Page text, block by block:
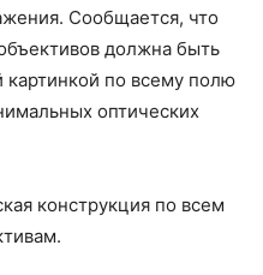
Сообщается, что
должна быть
картинкой по всему полю
оптических
конструкция по всем